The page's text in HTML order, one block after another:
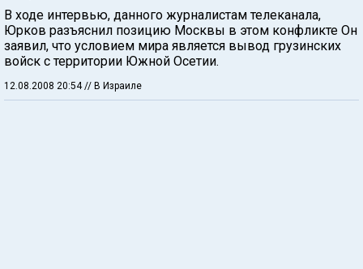
В ходе интервью, данного журналистам телеканала,
Юрков разъяснил позицию Москвы в этом конфликте Он
заявил, что условием мира является вывод грузинских
войск с территории Южной Осетии.
12.08.2008 20:54 // В Израиле